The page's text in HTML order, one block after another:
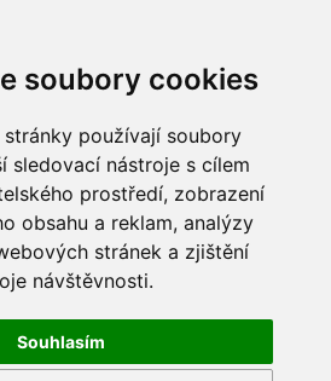
soubory cookies
používají soubory
sledovací nástroje s cílem
prostředí, zobrazení
obsahu a reklam, analýzy
stránek a zjištění
návštěvnosti.
Souhlasím